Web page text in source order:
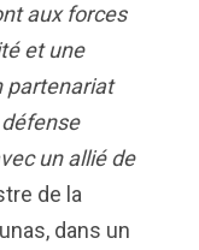
aux forces
et une
partenariat
un allié de
de la
dans un